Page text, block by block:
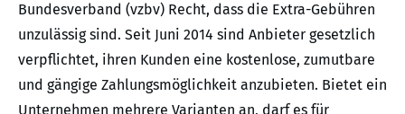
Bundesverband (vzbv) Recht, dass die Extra-Gebühren
unzulässig sind. Seit Juni 2014 sind Anbieter gesetzlich
verpflichtet, ihren Kunden eine kostenlose, zumutbare
und gängige Zahlungsmöglichkeit anzubieten. Bietet ein
Unternehmen mehrere Varianten an, darf es für